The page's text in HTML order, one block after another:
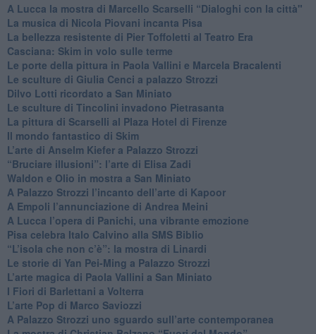
A Lucca la mostra di Marcello Scarselli “Dialoghi con la città"
​La musica di Nicola Piovani incanta Pisa
​La bellezza resistente di Pier Toffoletti al Teatro Era
​Casciana: Skim in volo sulle terme
​Le porte della pittura in Paola Vallini e Marcela Bracalenti
​Le sculture di Giulia Cenci a palazzo Strozzi
​Dilvo Lotti ricordato a San Miniato
​Le sculture di Tincolini invadono Pietrasanta
La pittura di Scarselli al Plaza Hotel di Firenze
​Il mondo fantastico di Skim
​L’arte di Anselm Kiefer a Palazzo Strozzi
​“Bruciare illusioni”: l’arte di Elisa Zadi
​Waldon e Olio in mostra a San Miniato
​A Palazzo Strozzi l’incanto dell’arte di Kapoor
​A Empoli l’annunciazione di Andrea Meini
A Lucca l’opera di Panichi, una vibrante emozione
Pisa celebra Italo Calvino alla SMS Biblio
“L’isola che non c’è”: la mostra di Linardi
​Le storie di Yan Pei-Ming a Palazzo Strozzi
​L’arte magica di Paola Vallini a San Miniato
​I Fiori di Barlettani a Volterra
​L’arte Pop di Marco Saviozzi
​A Palazzo Strozzi uno sguardo sull’arte contemporanea